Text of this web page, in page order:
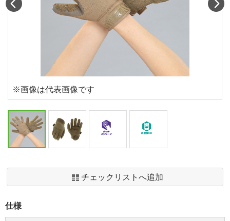
チェックリストへ追加
仕様
※画像は代表画像です